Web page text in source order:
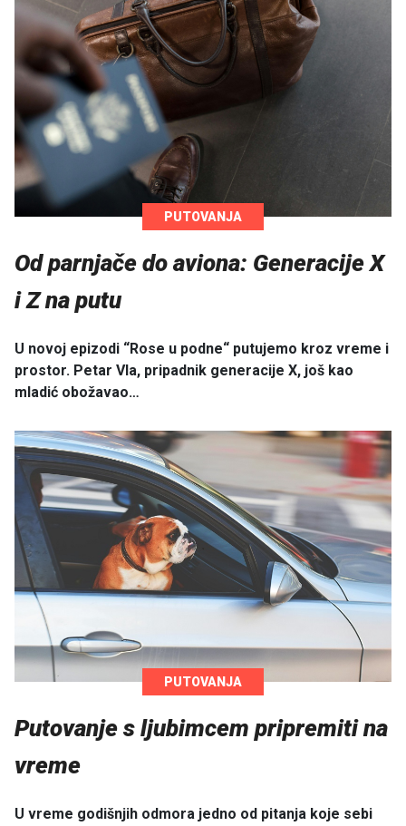
PUTOVANJA
Od parnjače do aviona: Generacije X
i Z na putu
U novoj epizodi “Rose u podne“ putujemo kroz vreme i
prostor. Petar Vla, pripadnik generacije X, još kao
mladić obožavao…
PUTOVANJA
Putovanje s ljubimcem pripremiti na
vreme
U vreme godišnjih odmora jedno od pitanja koje sebi